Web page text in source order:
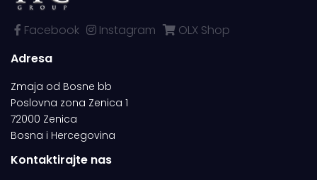
Facebook Instagram
OLX Shop
Adresa
Zmaja od Bosne bb
Poslovna zona Zenica 1
72000 Zenica
Bosna i Hercegovina
Kontaktirajte nas